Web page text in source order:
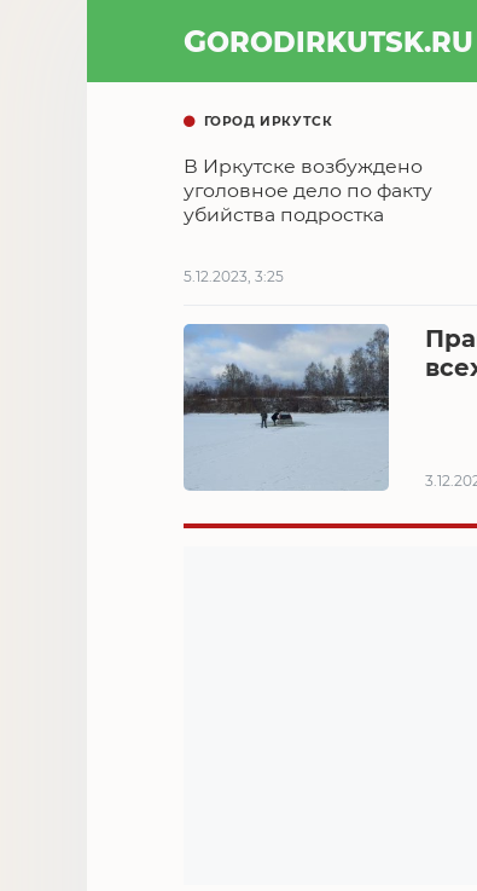
GORODIRKUTSK.RU
ГОРОД ИРКУТСК
В Иркутске возбуждено
уголовное дело по факту
убийства подростка
5.12.2023, 3:25